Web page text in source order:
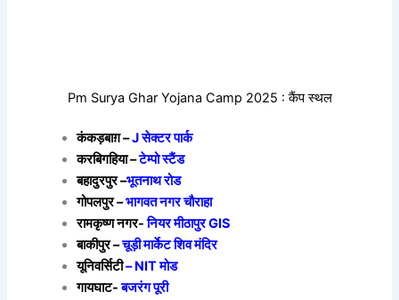
Pm Surya Ghar Yojana Camp 2025 : कैंप स्थल
कंकड़बाग़ –J सेक्टर पार्क
करबिगहिया –टेम्पो स्टैंड
बहादुरपुर –भूतनाथ रोड
गोपलपुर –भागवत नगर चौराहा
रामकृष्ण नगर-नियर मीठापुर GIS
बाकीपुर –चूड़ी मार्केट शिव मंदिर
यूनिवर्सिटी– NIT मोड
गायघाट-बजरंग पूरी